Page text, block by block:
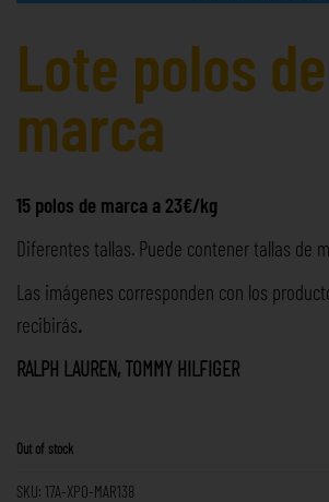
Lote polos de
marca
15 polos de marca a 23€/kg
Diferentes tallas. Puede contener tallas de
Las imágenes corresponden con los
recibirás.
RALPH LAUREN, TOMMY HILFIGER
Out of stock
SKU: 17A-XPO-MAR138